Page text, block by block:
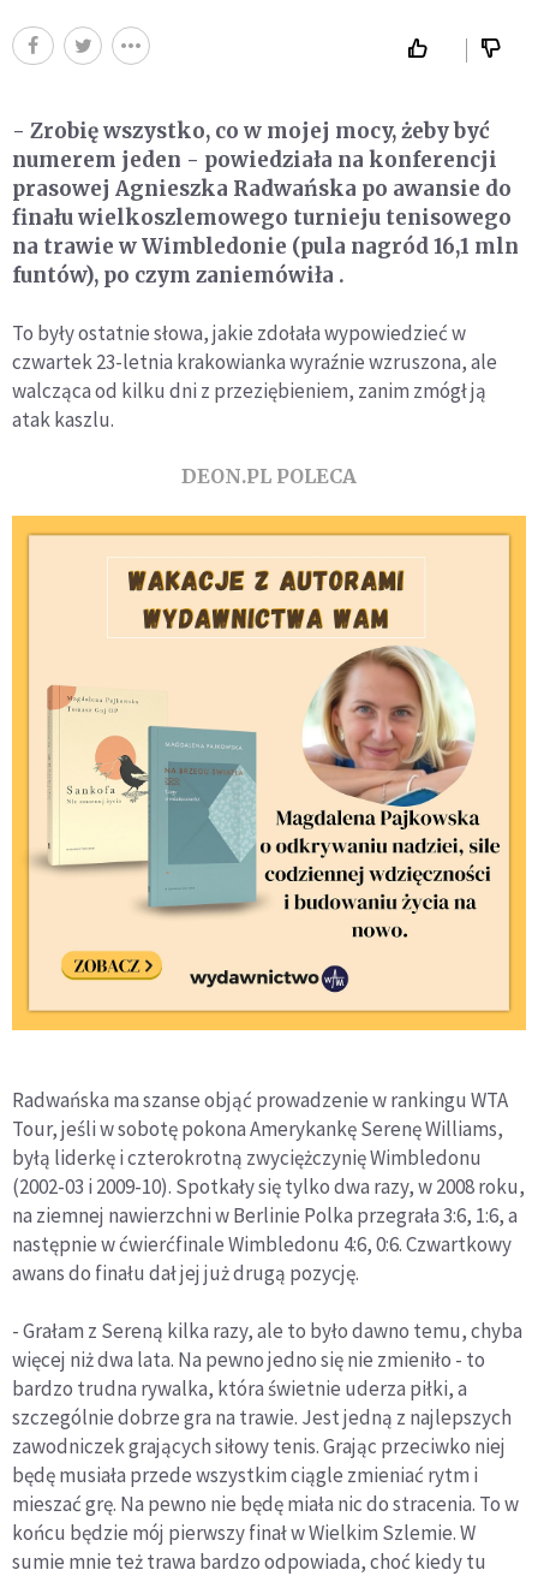
- Zrobię wszystko, co w mojej mocy, żeby być
numerem jeden - powiedziała na konferencji
prasowej Agnieszka Radwańska po awansie do
finału wielkoszlemowego turnieju tenisowego
na trawie w Wimbledonie (pula nagród 16,1 mln
funtów), po czym zaniemówiła .
To były ostatnie słowa, jakie zdołała wypowiedzieć w
czwartek 23-letnia krakowianka wyraźnie wzruszona, ale
walcząca od kilku dni z przeziębieniem, zanim zmógł ją
atak kaszlu.
DEON.PL POLECA
Radwańska ma szanse objąć prowadzenie w rankingu WTA
Tour, jeśli w sobotę pokona Amerykankę Serenę Williams,
byłą liderkę i czterokrotną zwyciężczynię Wimbledonu
(2002-03 i 2009-10). Spotkały się tylko dwa razy, w 2008 roku,
na ziemnej nawierzchni w Berlinie Polka przegrała 3:6, 1:6, a
następnie w ćwierćfinale Wimbledonu 4:6, 0:6. Czwartkowy
awans do finału dał jej już drugą pozycję.
- Grałam z Sereną kilka razy, ale to było dawno temu, chyba
więcej niż dwa lata. Na pewno jedno się nie zmieniło - to
bardzo trudna rywalka, która świetnie uderza piłki, a
szczególnie dobrze gra na trawie. Jest jedną z najlepszych
zawodniczek grających siłowy tenis. Grając przeciwko niej
będę musiała przede wszystkim ciągle zmieniać rytm i
mieszać grę. Na pewno nie będę miała nic do stracenia. To w
końcu będzie mój pierwszy finał w Wielkim Szlemie. W
sumie mnie też trawa bardzo odpowiada, choć kiedy tu